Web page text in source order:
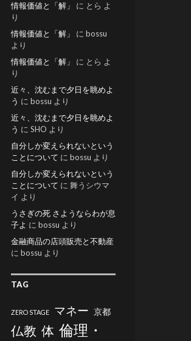
情報価値と「解」
に とら よ
り
情報価値と「解」
に bossu
より
情報価値と「解」
に とら よ
り
近々、沈むまで夕日を眺めよ
う に bossu より
近々、沈むまで夕日を眺めよ
う に SHO より
自分しか変えられないという
ことについて に bossu より
自分しか変えられないという
ことについて に 舞うシウマ
イ より
うさぎの死 さようならわが息
子よ に bossu より
金融商品の店頭販売と不動産
に bossu より
TAG
ZERO STAGE マネー 京都
仏教 体 倫理・